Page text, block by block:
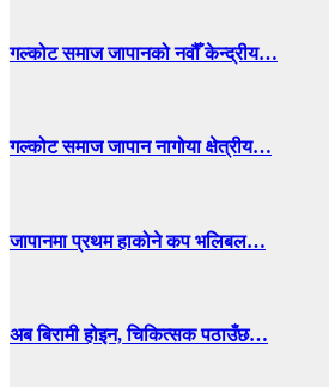
गल्कोट समाज जापानको नवौँ केन्द्रीय…
गल्कोट समाज जापान नागोया क्षेत्रीय…
जापानमा प्रथम हाकोने कप भलिबल…
अब बिरामी होइन, चिकित्सक पठाउँछ…